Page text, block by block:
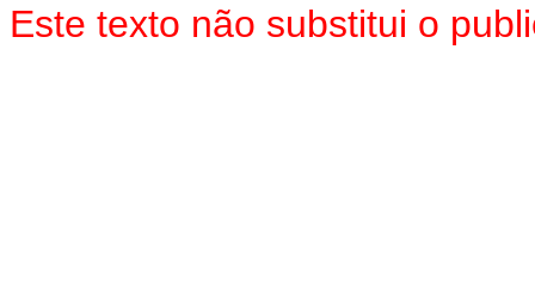
Este texto não substitui o